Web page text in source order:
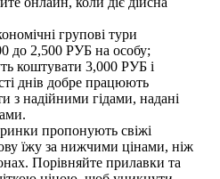
групові тури
до 2,500 РУБ на особу;
коштувати 3,000 РУБ і
днів добре працюють
з надійними гідами, надані
пропонують свіжі
їжу за нижчими цінами, ніж
Порівняйте прилавки та